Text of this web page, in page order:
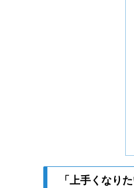
「上手くなり